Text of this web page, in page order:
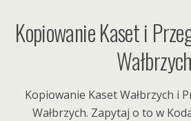
Kopiowanie Kaset i
Wałbrzych
Kopiowanie Kaset Wałbrzych i
Wałbrzych. Zapytaj o to w